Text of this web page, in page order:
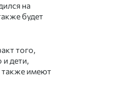
на
будет
того,
и дети,
имеют